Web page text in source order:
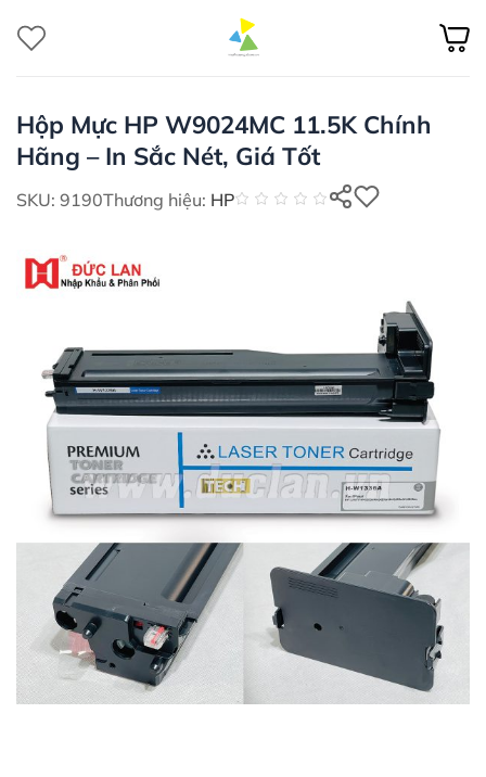
qua
Hộp Mực HP W9024MC 11.5K Chính
Hãng – In Sắc Nét, Giá Tốt
SKU: 9190Thương hiệu: HP